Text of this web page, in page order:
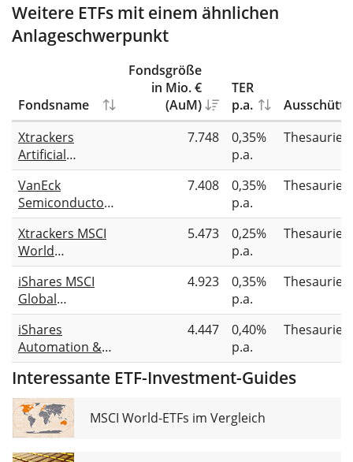
Weitere ETFs mit einem ähnlichen
Anlageschwerpunkt
Fondsname
Fondsgröße
in Mio. €
(AuM)
TER
p.a.
Xtrackers
Artificial
Intelligence &
Big Data UCITS
ETF 1C
7.748
0,35%
p.a.
VanEck
Semiconductor
UCITS ETF
7.408
0,35%
p.a.
Xtrackers MSCI
World
Information
Technology
UCITS ETF 1C
5.473
0,25%
p.a.
iShares MSCI
Global
Semiconductors
UCITS ETF USD
(Acc)
4.923
0,35%
p.a.
iShares
Automation &
Robotics UCITS
ETF
4.447
0,40%
p.a.
Interessante ETF-Investment-Guides
MSCI World-ETFs im Vergleich